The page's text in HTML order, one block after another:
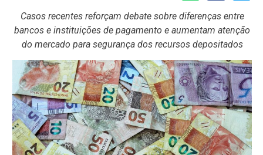
Casos recentes reforçam debate sobre diferenças entre
bancos e instituições de pagamento e aumentam atenção
do mercado para segurança dos recursos depositados